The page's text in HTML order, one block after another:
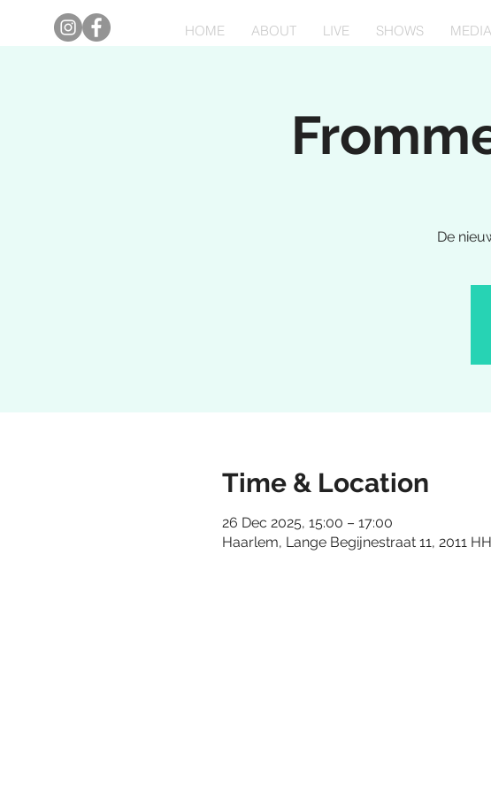
HOME ABOUT LIVE SHOWS MEDIA
De
Time & Location
26 Dec 2025, 15:00 – 17:00
Haarlem, Lange Begijnestraat 11, 2011